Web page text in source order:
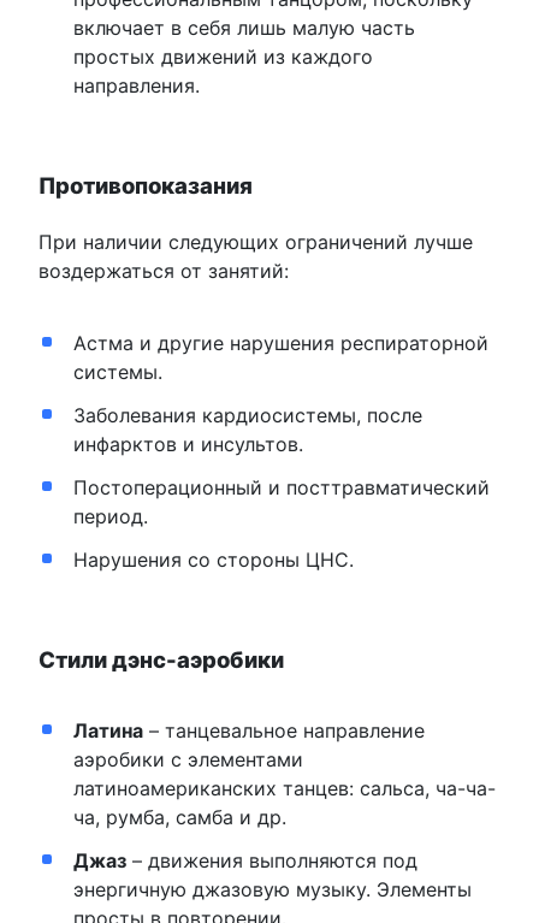
включает в себя лишь малую часть
простых движений из каждого
направления.
Противопоказания
При наличии следующих ограничений лучше
воздержаться от занятий:
Астма и другие нарушения респираторной
системы.
Заболевания кардиосистемы, после
инфарктов и инсультов.
Постоперационный и посттравматический
период.
Нарушения со стороны ЦНС.
Стили дэнс-аэробики
Латина– танцевальное направление
аэробики с элементами
латиноамериканских танцев: сальса, ча-ча-
ча, румба, самба и др.
Джаз– движения выполняются под
энергичную джазовую музыку. Элементы
просты в повторении.